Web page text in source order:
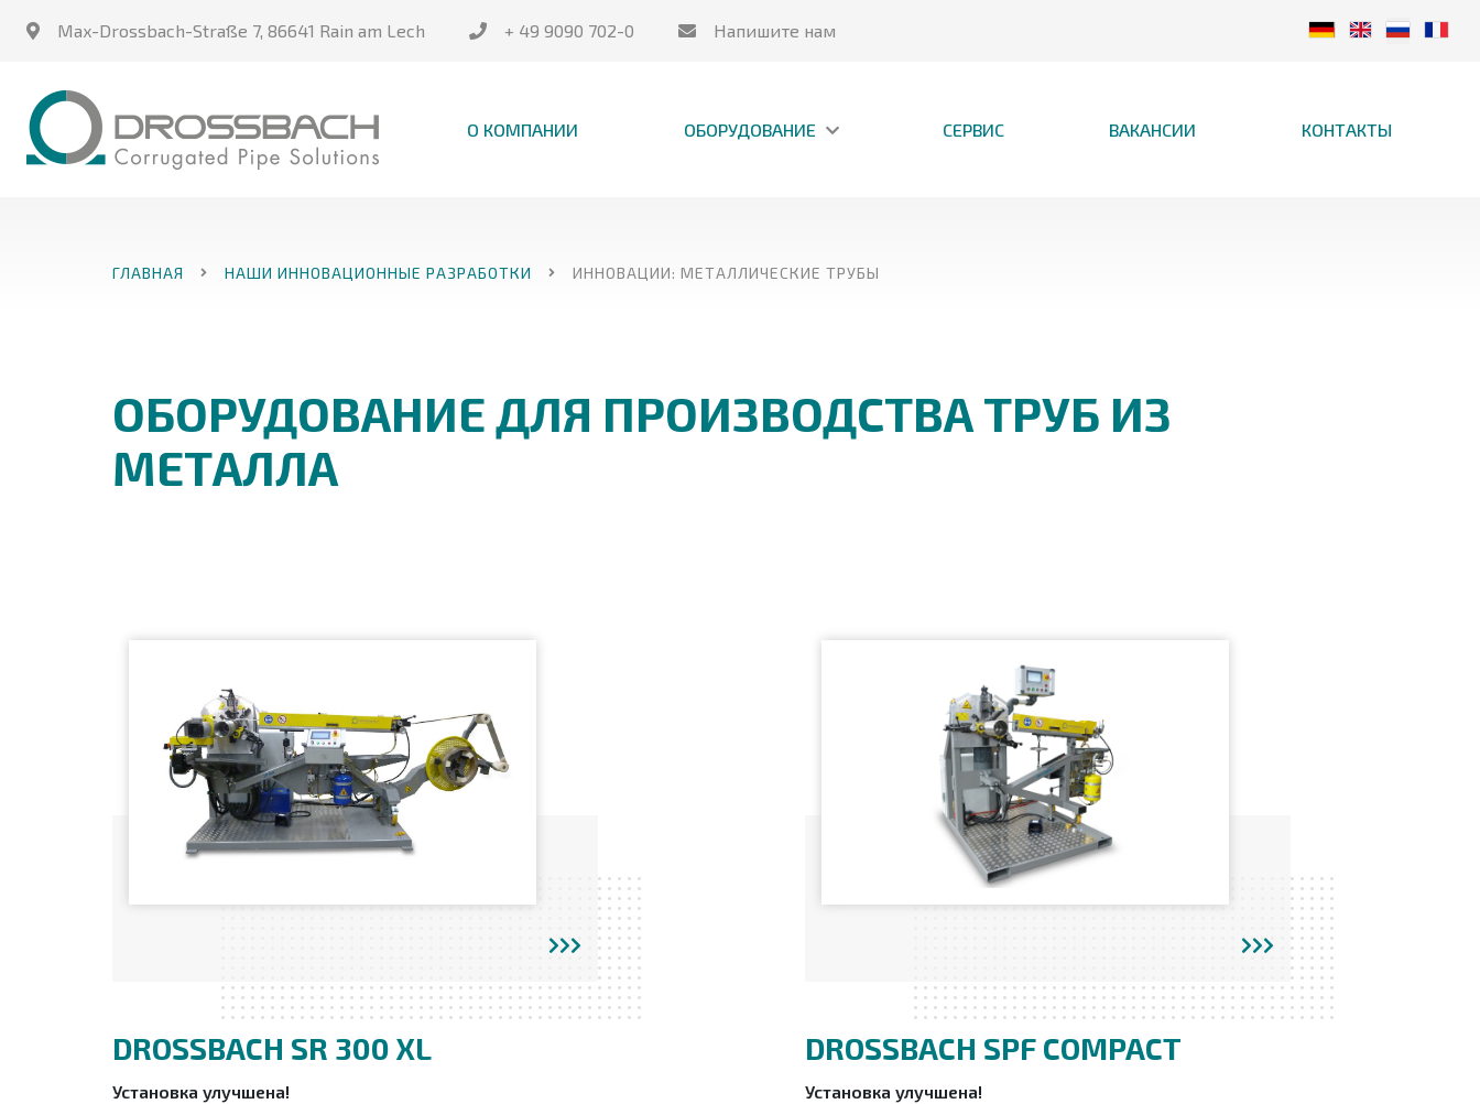
Max-Drossbach-Straße 7, 86641 Rain am Lech + 49 9090 702-0 Напишите нам
О КОМПАНИИ ОБОРУДОВАНИЕ СЕРВИС ВАКАНСИИ КОНТАКТЫ
ГЛАВНАЯ НАШИ ИННОВАЦИОННЫЕ РАЗРАБОТКИ ИННОВАЦИИ: МЕТАЛЛИЧЕСКИЕ ТРУБЫ
ОБОРУДОВАНИЕ ДЛЯ ПРОИЗВОДСТВА ТРУБ ИЗ
МЕТАЛЛА
DROSSBACH SR 300 XL
Установка улучшена!
DROSSBACH SPF COMPACT
Установка улучшена!